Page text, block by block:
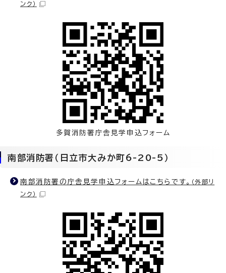
ンク）
多賀消防署庁舎見学申込フォーム
南部消防署（日立市大みか町6-20-5）
南部消防署の庁舎見学申込フォームはこちらです。 （外部リ
ンク）